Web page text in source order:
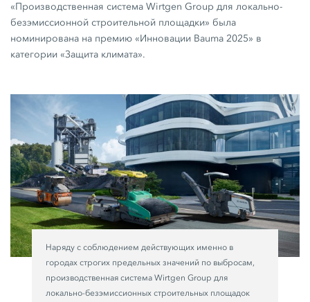
«Производственная система Wirtgen Group для локально-
безэмиссионной строительной площадки» была
номинирована на премию «Инновации Bauma 2025» в
категории «Защита климата».
Наряду с соблюдением действующих именно в
городах строгих предельных значений по выбросам,
производственная система Wirtgen Group для
локально-безэмиссионных строительных площадок